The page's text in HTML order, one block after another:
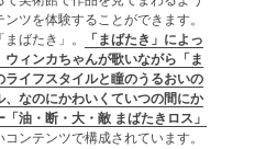
ツを体験することができます。
ばたき」。
「まばたき」によっ
ィンカちゃんが歌いながら「ま
イフスタイルと瞳のうるおいの
なのにかわいくていつの間にか
油・断・大・敵 まばたきロス」
ンテンツで構成されています。